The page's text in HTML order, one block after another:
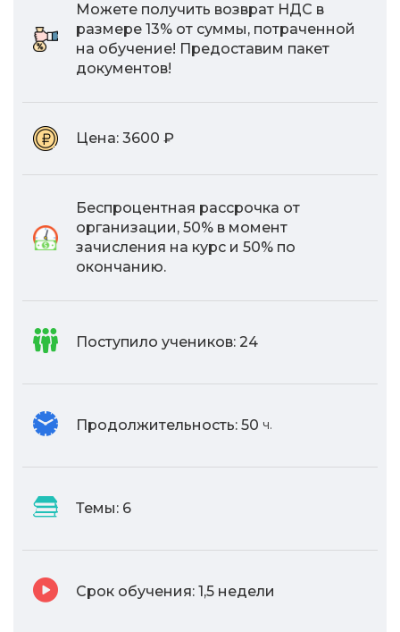
Можете получить возврат НДС в
размере 13% от суммы, потраченной
на обучение! Предоставим пакет
документов!
Цена: 3600 ₽
Беспроцентная рассрочка от
организации, 50% в момент
зачисления на курс и 50% по
окончанию.
Поступило учеников: 24
Продолжительность: 50 ч.
Темы: 6
Срок обучения: 1,5 недели